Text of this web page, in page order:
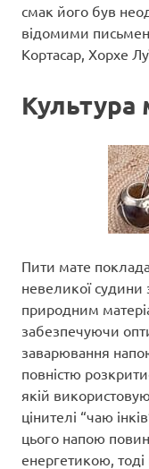
смак його був
відомими
Кортасар, Хорхе
Культура
Пити мате
невеликої
природним
забезпечуючи
заварювання
повністю
якій
цінителі “чаю
цього напою
енергетикою,